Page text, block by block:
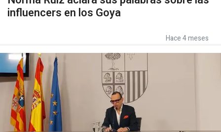
influencers en los Goya
Hace 4 meses